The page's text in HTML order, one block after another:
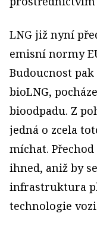
LNG již nyní
emisní normy
Budoucnost
bioLNG,
bioodpadu. Z
jedná o zcela
míchat.
ihned, aniž by
infrastruktura
technologie